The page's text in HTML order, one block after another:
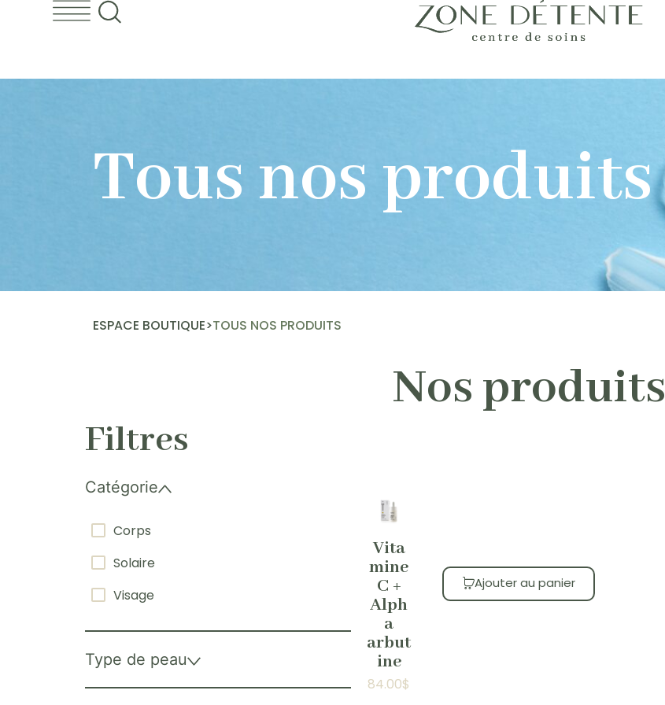
Tous nos produits
ESPACE BOUTIQUE>TOUS NOS PRODUITS
Nos produits
Filtres
Catégorie
Corps
Solaire
Visage
Type de peau
Vita
mine
C +
Alph
a
arbut
ine
84.00$
Ajouter au panier